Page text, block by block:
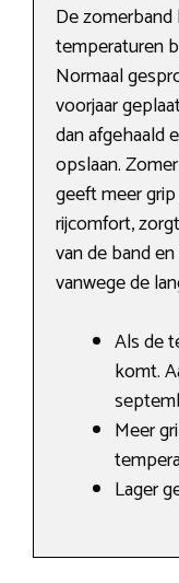
De
temperaturen
Normaal
voorjaar
dan afgehaald
opslaan.
geeft meer
rijcomfort,
van de band
vanwege de
Als de
komt.
Meer
Lager